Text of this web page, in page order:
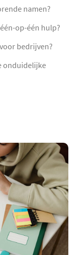
namen?
op-één hulp?
bedrijven?
onduidelijke